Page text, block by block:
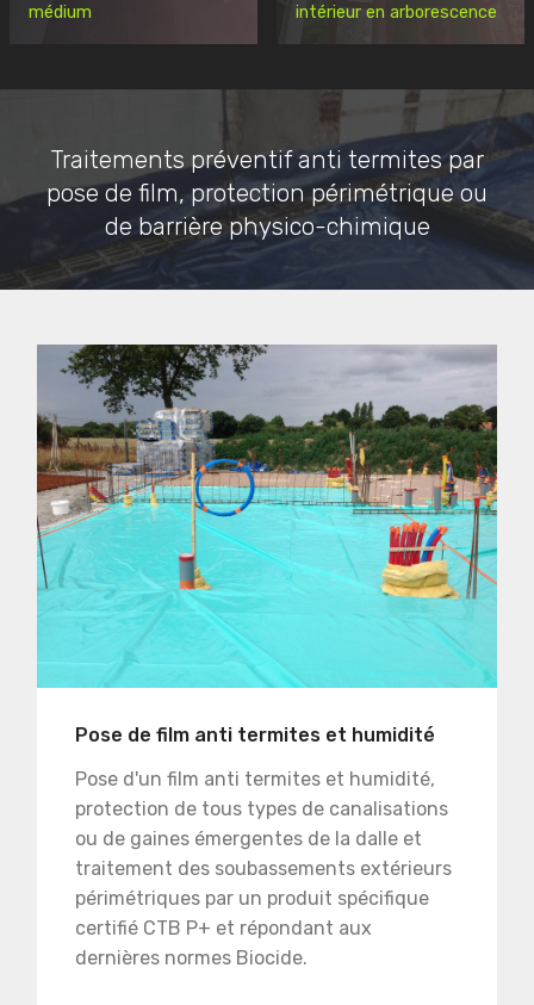
médium
intérieur en arborescence
Traitements préventif anti termites par
pose de film, protection périmétrique ou
de barrière physico-chimique
Pose de film anti termites et humidité
Pose d'un film anti termites et humidité,
protection de tous types de canalisations
ou de gaines émergentes de la dalle et
traitement des soubassements extérieurs
périmétriques par un produit spécifique
certifié CTB P+ et répondant aux
dernières normes Biocide.